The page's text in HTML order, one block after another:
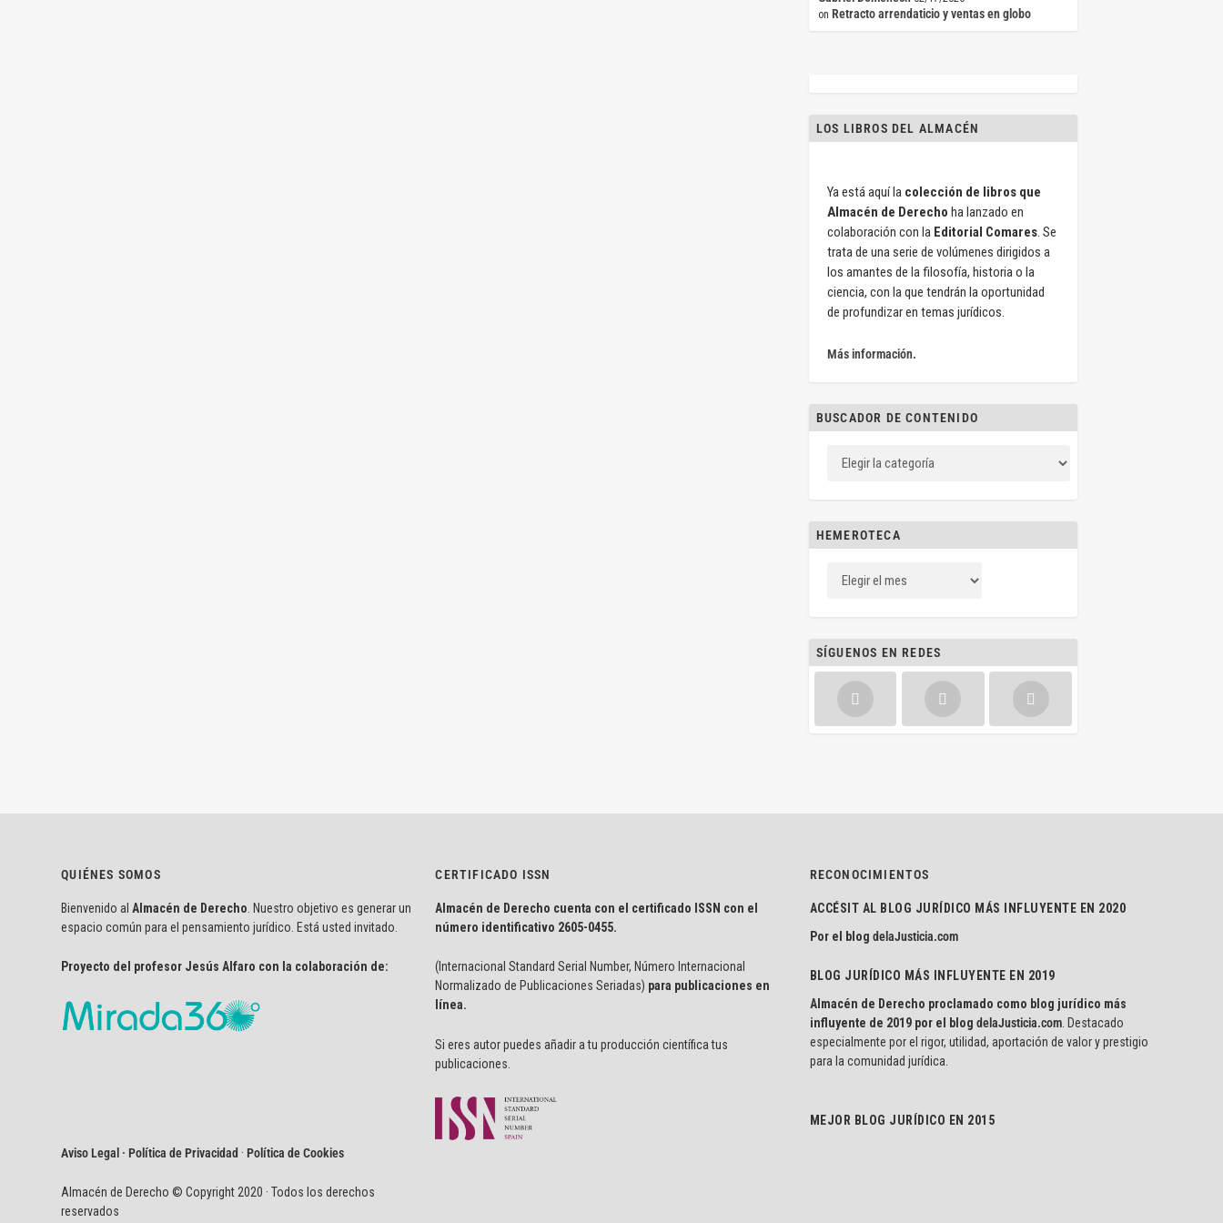
on Retracto arrendaticio y ventas en globo
LOS LIBROS DEL ALMACÉN
Ya está aquí la colección de libros que
Almacén de Derecho ha lanzado en
colaboración con la Editorial Comares. Se
trata de una serie de volúmenes dirigidos a
los amantes de la filosofía, historia o la
ciencia, con la que tendrán la oportunidad
de profundizar en temas jurídicos.
Más información.
BUSCADOR DE CONTENIDO
HEMEROTECA
SÍGUENOS EN REDES
QUIÉNES SOMOS
Bienvenido al Almacén de Derecho . Nuestro objetivo es generar un
espacio común para el pensamiento jurídico. Está usted invitado.
Proyecto del profesor Jesús Alfaro con la colaboración de:
Aviso Legal · Política de Privacidad ·Política de Cookies
Almacén de Derecho © Copyright 2020 · Todos los derechos
reservados
CERTIFICADO ISSN
Almacén de Derecho cuenta con el certificado ISSN con el
número identificativo 2605-0455.
(Internacional Standard Serial Number, Número Internacional
Normalizado de Publicaciones Seriadas) para publicaciones en
línea.
Si eres autor puedes añadir a tu producción científica tus
publicaciones.
RECONOCIMIENTOS
ACCÉSIT AL BLOG JURÍDICO MÁS INFLUYENTE EN 2020
Por el blog delaJusticia.com
BLOG JURÍDICO MÁS INFLUYENTE EN 2019
Almacén de Derecho proclamado como blog jurídico más
influyente de 2019 por el blog delaJusticia.com. Destacado
especialmente por el rigor, utilidad, aportación de valor y prestigio
para la comunidad jurídica.
MEJOR BLOG JURÍDICO EN 2015